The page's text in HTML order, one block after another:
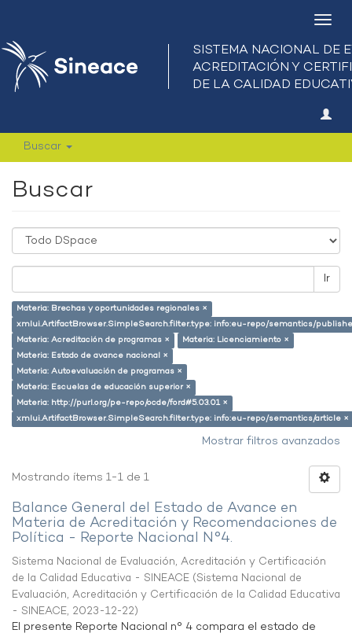
Buscar
Buscar
Ir
Materia: Brechas y oportunidades regionales ×
xmlui.ArtifactBrowser.SimpleSearch.filter.type: info:eu-repo/semantics/
Materia: Acreditación de programas ×
Materia: Licenciamiento ×
Materia: Estado de avance nacional ×
Materia: Autoevaluación de programas ×
Materia: Escuelas de educación superior ×
Materia: http://purl.org/pe-repo/ocde/ford#5.03.01 ×
xmlui.ArtifactBrowser.SimpleSearch.filter.type: info:eu-repo/semantics/article ×
Mostrar filtros avanzados
Mostrando ítems 1-1 de 1
Balance General del Estado de Avance en
Materia de Acreditación y Recomendaciones de
Política - Reporte Nacional N°4.
Sistema Nacional de Evaluación, Acreditación y Certificación
de la Calidad Educativa - SINEACE (Sistema Nacional de
Evaluación, Acreditación y Certificación de la Calidad Educativa
- SINEACE, 2023-12-22)
El presente Reporte Nacional n° 4 compara el estado de